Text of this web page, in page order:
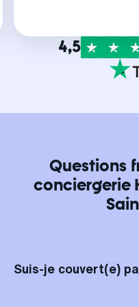
4,5
Questions
conciergerie
Suis-je couvert(e)